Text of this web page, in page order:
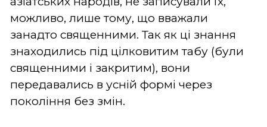
можливо, лише тому, що вважали
занадто священними. Так як ці знання
знаходились під цілковитим табу (були
священними і закритим), вони
передавались в усній формі через
покоління без змін.